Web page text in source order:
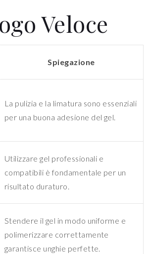
Veloce
Spiegazione
La pulizia e la limatura sono essenziali
per una buona adesione del gel.
Utilizzare gel professionali e
compatibili è fondamentale per un
risultato duraturo.
Stendere il gel in modo uniforme e
polimerizzare correttamente
garantisce unghie perfette.